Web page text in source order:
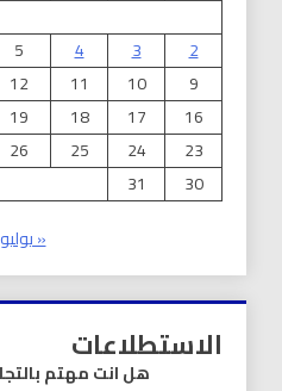
2
3
4
5
9
10
11
12
16
17
18
19
23
24
25
26
30
31
« يوليو
الاستطلاعات
هل انت مهتم